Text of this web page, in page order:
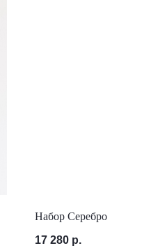
Набор Серебро
17 280 р.